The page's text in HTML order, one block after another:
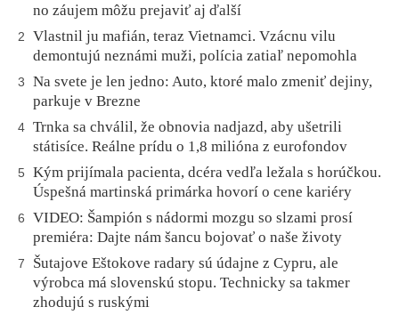
no záujem môžu prejaviť aj ďalší
2
Vlastnil ju mafián, teraz Vietnamci. Vzácnu vilu
demontujú neznámi muži, polícia zatiaľ nepomohla
3
Na svete je len jedno: Auto, ktoré malo zmeniť dejiny,
parkuje v Brezne
4 Trnka sa chválil, že obnovia nadjazd, aby ušetrili
státisíce. Reálne prídu o 1,8 milióna z eurofondov
5
Kým prijímala pacienta, dcéra vedľa ležala s horúčkou.
Úspešná martinská primárka hovorí o cene kariéry
6
VIDEO: Šampión s nádormi mozgu so slzami prosí
premiéra: Dajte nám šancu bojovať o naše životy
7
Šutajove Eštokove radary sú údajne z Cypru, ale
výrobca má slovenskú stopu. Technicky sa takmer
zhodujú s ruskými